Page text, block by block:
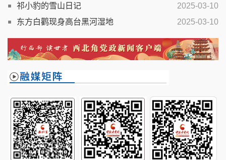
2025-03-10
祁小豹的雪山日记
2025-03-10
东方白鹳现身高台黑河湿地